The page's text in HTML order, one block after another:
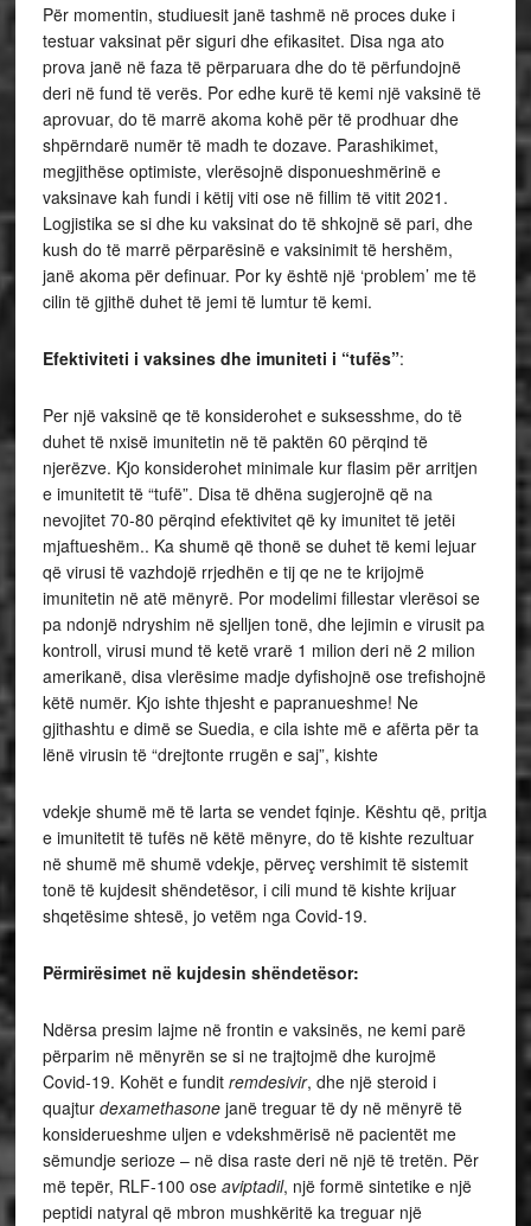
Për momentin, studiuesit janë tashmë në proces duke i
testuar vaksinat për siguri dhe efikasitet. Disa nga ato
prova janë në faza të përparuara dhe do të përfundojnë
deri në fund të verës. Por edhe kurë të kemi një vaksinë të
aprovuar, do të marrë akoma kohë për të prodhuar dhe
shpërndarë numër të madh te dozave. Parashikimet,
megjithëse optimiste, vlerësojnë disponueshmërinë e
vaksinave kah fundi i këtij viti ose në fillim të vitit 2021.
Logjistika se si dhe ku vaksinat do të shkojnë së pari, dhe
kush do të marrë përparësinë e vaksinimit të hershëm,
janë akoma për definuar. Por ky është një ‘problem’ me të
cilin të gjithë duhet të jemi të lumtur të kemi.
Efektiviteti i vaksines dhe imuniteti i “tufës”:
Per një vaksinë qe të konsiderohet e suksesshme, do të
duhet të nxisë imunitetin në të paktën 60 përqind të
njerëzve. Kjo konsiderohet minimale kur flasim për arritjen
e imunitetit të “tufë”. Disa të dhëna sugjerojnë që na
nevojitet 70-80 përqind efektivitet që ky imunitet të jetëi
mjaftueshëm.. Ka shumë që thonë se duhet të kemi lejuar
që virusi të vazhdojë rrjedhën e tij qe ne te krijojmë
imunitetin në atë mënyrë. Por modelimi fillestar vlerësoi se
pa ndonjë ndryshim në sjelljen tonë, dhe lejimin e virusit pa
kontroll, virusi mund të ketë vrarë 1 milion deri në 2 milion
amerikanë, disa vlerësime madje dyfishojnë ose trefishojnë
këtë numër. Kjo ishte thjesht e papranueshme! Ne
gjithashtu e dimë se Suedia, e cila ishte më e afërta për ta
lënë virusin të “drejtonte rrugën e saj”, kishte
vdekje shumë më të larta se vendet fqinje. Kështu që, pritja
e imunitetit të tufës në këtë mënyre, do të kishte rezultuar
në shumë më shumë vdekje, përveç vershimit të sistemit
tonë të kujdesit shëndetësor, i cili mund të kishte krijuar
shqetësime shtesë, jo vetëm nga Covid-19.
Përmirësimet në kujdesin shëndetësor:
Ndërsa presim lajme në frontin e vaksinës, ne kemi parë
përparim në mënyrën se si ne trajtojmë dhe kurojmë
Covid-19. Kohët e fundit remdesivir, dhe një steroid i
quajtur dexamethasone janë treguar të dy në mënyrë të
konsiderueshme uljen e vdekshmërisë në pacientët me
sëmundje serioze – në disa raste deri në një të tretën. Për
më tepër, RLF-100 ose aviptadil, një formë sintetike e një
peptidi natyral që mbron mushkëritë ka treguar një